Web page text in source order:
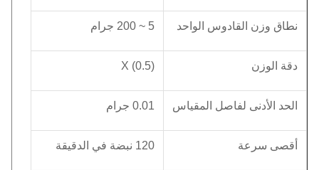
نطاق وزن القادوس الواحد 5 ~ 200 جرام
دقة الوزن X (0.5)
الحد الأدنى لفاصل المقياس 0.01 جرام
أقصى سرعة 120 نبضة في الدقيقة